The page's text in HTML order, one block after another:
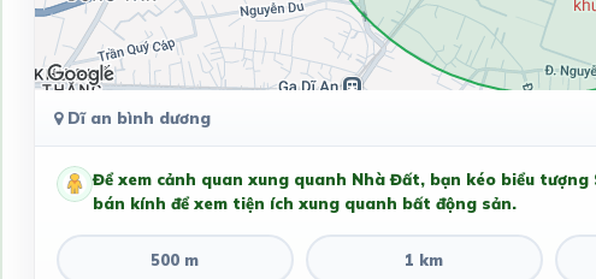
Dĩ an bình dương
Để xem cảnh quan xung quanh Nhà Đất, bạn kéo biểu
bán kính để xem tiện ích xung quanh bất động sản.
500 m 1 km